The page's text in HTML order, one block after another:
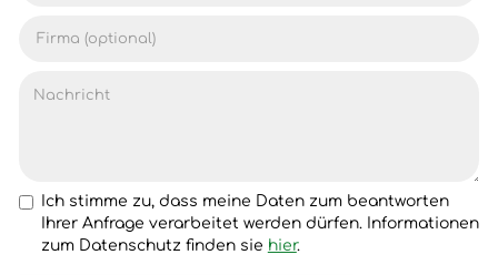
Ich stimme zu, dass meine Daten zum beantworten
Ihrer Anfrage verarbeitet werden dürfen. Informationen
zum Datenschutz finden sie hier.